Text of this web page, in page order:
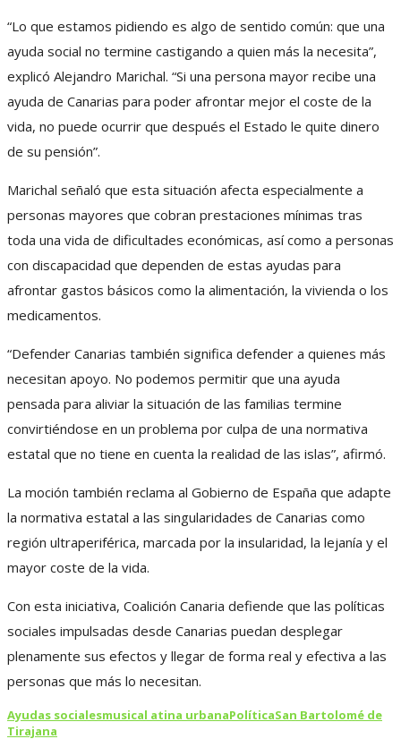
“Lo que estamos pidiendo es algo de sentido común: que una
ayuda social no termine castigando a quien más la necesita”,
explicó Alejandro Marichal. “Si una persona mayor recibe una
ayuda de Canarias para poder afrontar mejor el coste de la
vida, no puede ocurrir que después el Estado le quite dinero
de su pensión”.
Marichal señaló que esta situación afecta especialmente a
personas mayores que cobran prestaciones mínimas tras
toda una vida de dificultades económicas, así como a personas
con discapacidad que dependen de estas ayudas para
afrontar gastos básicos como la alimentación, la vivienda o los
medicamentos.
“Defender Canarias también significa defender a quienes más
necesitan apoyo. No podemos permitir que una ayuda
pensada para aliviar la situación de las familias termine
convirtiéndose en un problema por culpa de una normativa
estatal que no tiene en cuenta la realidad de las islas”, afirmó.
La moción también reclama al Gobierno de España que adapte
la normativa estatal a las singularidades de Canarias como
región ultraperiférica, marcada por la insularidad, la lejanía y el
mayor coste de la vida.
Con esta iniciativa, Coalición Canaria defiende que las políticas
sociales impulsadas desde Canarias puedan desplegar
plenamente sus efectos y llegar de forma real y efectiva a las
personas que más lo necesitan.
Ayudas socialesmusical atina urbanaPolíticaSan Bartolomé de
Tirajana